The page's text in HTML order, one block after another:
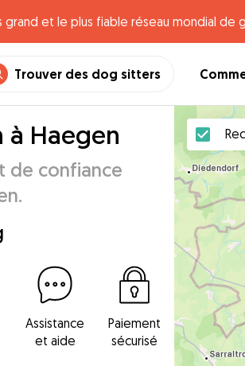
grand et le plus fiable réseau mondial de
Trouver des dog sitters
à Haegen
de confiance
Assistance
et aide
Paiement
sécurisé